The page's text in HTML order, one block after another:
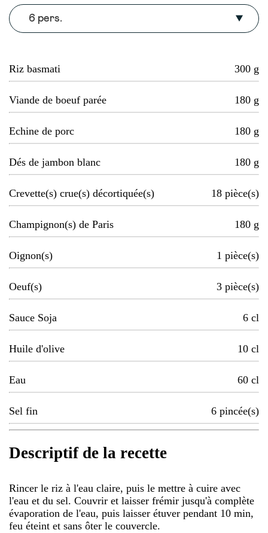
6 pers.
Riz basmati 300 g
Viande de boeuf parée 180 g
Echine de porc 180 g
Dés de jambon blanc 180 g
Crevette(s) crue(s) décortiquée(s) 18 pièce(s)
Champignon(s) de Paris 180 g
Oignon(s) 1 pièce(s)
Oeuf(s) 3 pièce(s)
Sauce Soja 6 cl
Huile d'olive 10 cl
Eau 60 cl
Sel fin 6 pincée(s)
Descriptif de la recette
Rincer le riz à l'eau claire, puis le mettre à cuire avec
l'eau et du sel. Couvrir et laisser frémir jusqu'à complète
évaporation de l'eau, puis laisser étuver pendant 10 min,
feu éteint et sans ôter le couvercle.